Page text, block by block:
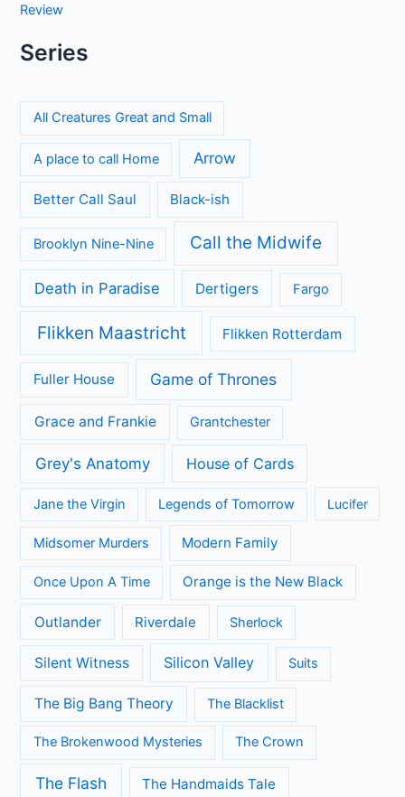
Review
Series
All Creatures Great and Small
A place to call Home Arrow
Better Call Saul Black-ish
Brooklyn Nine-Nine Call the Midwife
Death in Paradise Dertigers Fargo
Flikken Maastricht Flikken Rotterdam
Fuller House Game of Thrones
Grace and Frankie Grantchester
Grey's Anatomy House of Cards
Jane the Virgin Legends of Tomorrow Lucifer
Midsomer Murders Modern Family
Once Upon A Time Orange is the New Black
Outlander Riverdale Sherlock
Silent Witness Silicon Valley Suits
The Big Bang Theory The Blacklist
The Brokenwood Mysteries The Crown
The Flash The Handmaids Tale